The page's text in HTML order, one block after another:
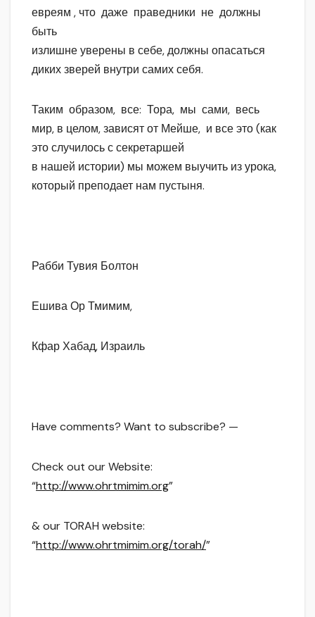
евреям , что даже праведники не должны
быть
излишне уверены в себе, должны опасаться
диких зверей внутри самих себя.
Таким образом, все: Тора, мы сами, весь
мир, в целом, зависят от Мейше, и все это (как
это случилось с секретаршей
в нашей истории) мы можем выучить из урока,
который преподает нам пустыня.
Рабби Тувия Болтон
Ешива Ор Тмимим,
Кфар Хабад, Израиль
Have comments? Want to subscribe? —
Check out our Website:
“http://www.ohrtmimim.org”
& our TORAH website:
“http://www.ohrtmimim.org/torah/”